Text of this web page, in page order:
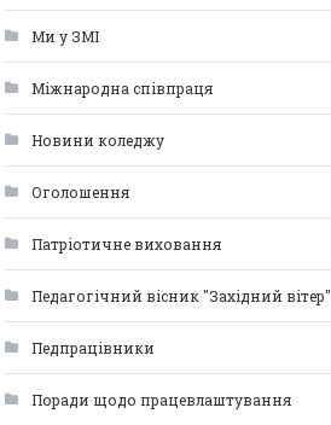
Ми у ЗМІ
Міжнародна співпраця
Новини коледжу
Оголошення
Патріотичне виховання
Педагогічний вісник "Західний вітер"
Педпрацівники
Поради щодо працевлаштування